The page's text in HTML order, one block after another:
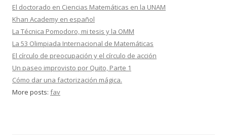
El doctorado en Ciencias Matemáticas en la UNAM
Khan Academy en español
La Técnica Pomodoro, mi tesis y la OMM
La 53 Olimpiada Internacional de Matemáticas
El círculo de preocupación y el círculo de acción
Un paseo improvisto por Quito, Parte 1
Cómo dar una factorización mágica.
More posts: fav